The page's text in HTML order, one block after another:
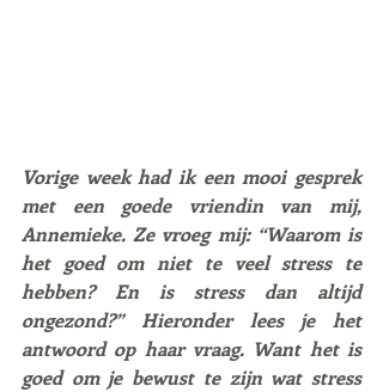
Vorige week had ik een mooi gesprek
met een goede vriendin van mij,
Annemieke. Ze vroeg mij: “Waarom is
het goed om niet te veel stress te
hebben? En is stress dan altijd
ongezond?” Hieronder lees je het
antwoord op haar vraag. Want het is
goed om je bewust te zijn wat stress